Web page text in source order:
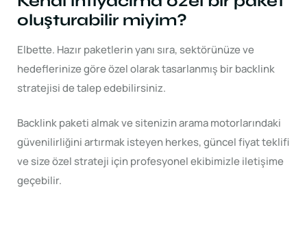
oluşturabilir miyim?
Elbette. Hazır paketlerin yanı sıra, sektörünüze ve
hedeflerinize göre özel olarak tasarlanmış bir backlink
stratejisi de talep edebilirsiniz.
Backlink paketi almak ve sitenizin arama motorlarındaki
güvenilirliğini artırmak isteyen herkes, güncel fiyat teklifi
ve size özel strateji için profesyonel ekibimizle iletişime
geçebilir.